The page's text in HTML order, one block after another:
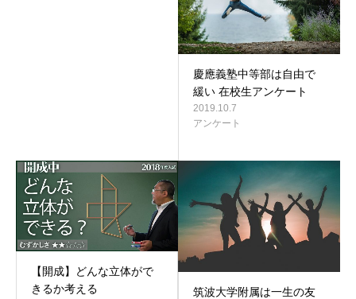
慶應義塾中等部は自由で
緩い 在校生アンケート
2019.10.7
アンケート
【開成】どんな立体がで
きるか考える
筑波大学附属は一生の友